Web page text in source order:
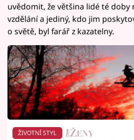
uvědomit, že většina lidé té doby
vzdělání a jediný, kdo jim
o světě, byl farář z kazatelny.
ŽIVOTNÍ STYL